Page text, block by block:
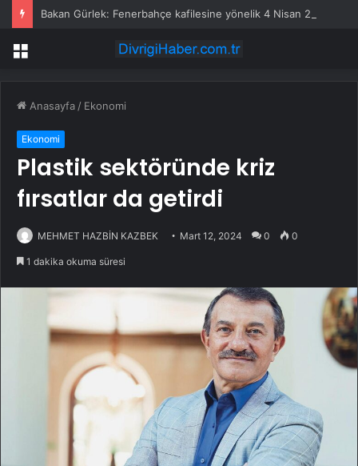
Menü
Anasayfa / Ekonomi
Ekonomi
Plastik sektöründe kriz
fırsatlar da getirdi
MEHMET HAZBİN KAZBEK Mart 12, 2024 0 0
1 dakika okuma süresi